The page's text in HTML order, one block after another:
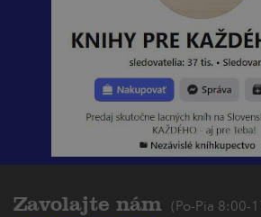
Zavolajte nám (Po-Pia 8:00-